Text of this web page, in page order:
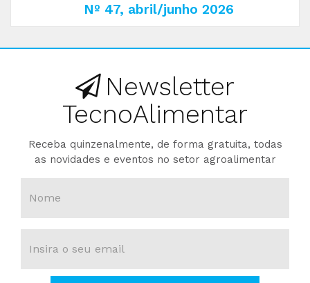
Nº 47, abril/junho 2026
Newsletter
TecnoAlimentar
Receba quinzenalmente, de forma gratuita, todas
as novidades e eventos no setor agroalimentar